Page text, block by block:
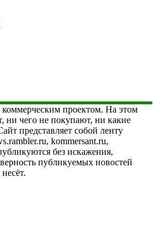
коммерческим проектом. На этом
ни чего не покупают, ни какие
представляет собой ленту
kommersant.ru,
без искажения,
публикуемых новостей